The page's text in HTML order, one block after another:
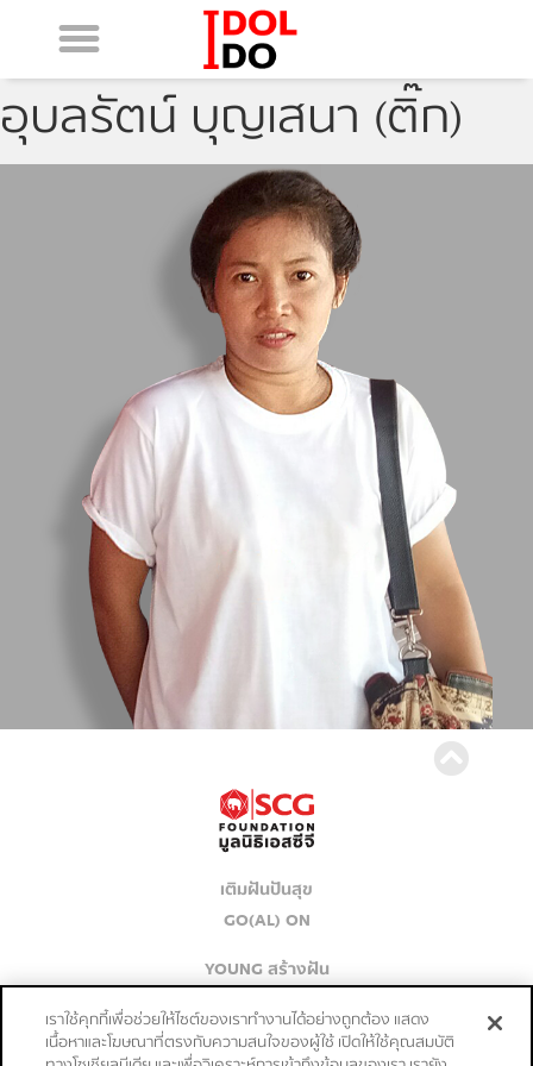
อุบลรัตน์ บุญเสนา (ติ๊ก)
เติมฝันปันสุข
GO(AL) ON
YOUNG สร้างฝัน
ปลุก PASSION ปั้น SUCCESS
เราใช้คุกกี้เพื่อช่วยให้ไซต์ของเราทำงานได้อย่างถูกต้อง แสดง
เนื้อหาและโฆษณาที่ตรงกับความสนใจของผู้ใช้ เปิดให้ใช้คุณสมบัติ